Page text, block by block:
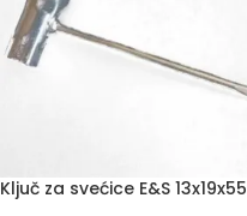
Ključ za svećice E&S 13x19x55